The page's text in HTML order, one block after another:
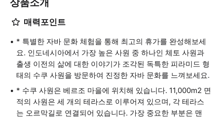
상품소개
매력포인트
* 특별한 자바 문화 체험을 통해 최고의 휴가를 완성해보세
요. 인도네시아에서 가장 높은 사원 중 하나인 체토 사원과
출생 이전의 삶에 대한 이야기가 조각된 독특한 피라미드 형
태의 수쿠 사원을 방문하여 진정한 자바 문화를 느껴보세요.
* 수쿠 사원은 베르조 마을에 위치해 있습니다. 11,000m2 면
적의 사원은 세 개의 테라스로 이루어져 있으며, 각 테라스
는 오르막길로 연결되어 있습니다. 가장 중요한 부분은 맨